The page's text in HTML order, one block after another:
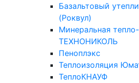
Базальтовый
(Роквул)
Минеральная
ТЕХНОНИКОЛЬ
Пеноплэкс
Теплоизоляция
ТеплоКНАУФ